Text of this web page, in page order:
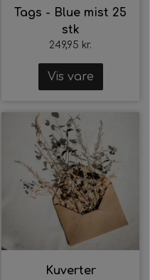
Tags - Blue mist 25
stk
249,95 kr.
Vis vare
Kuverter